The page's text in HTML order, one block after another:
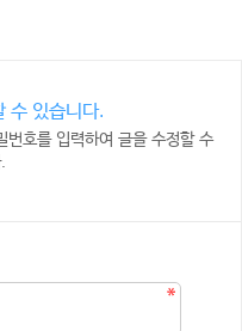
수 있습니다.
번호를 입력하여 글을 수정할 수